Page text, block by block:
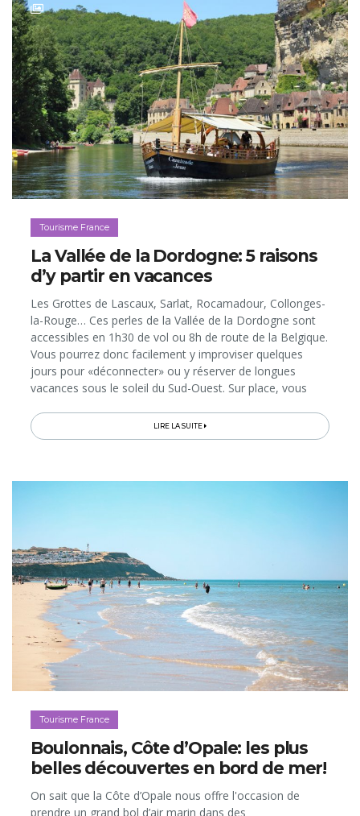
Tourisme France
La Vallée de la Dordogne: 5 raisons
d’y partir en vacances
Les Grottes de Lascaux, Sarlat, Rocamadour, Collonges-
la-Rouge… Ces perles de la Vallée de la Dordogne sont
accessibles en 1h30 de vol ou 8h de route de la Belgique.
Vous pourrez donc facilement y improviser quelques
jours pour «déconnecter» ou y réserver de longues
vacances sous le soleil du Sud-Ouest. Sur place, vous
et un incroyable...
LIRE LA SUITE
Tourisme France
Boulonnais, Côte d’Opale: les plus
belles découvertes en bord de mer!
On sait que la Côte d’Opale nous offre l'occasion de
prendre un grand bol d’air marin dans des